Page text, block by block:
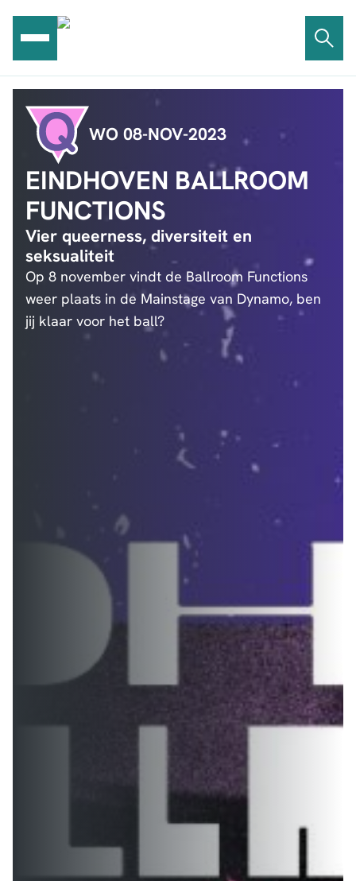
inhoud
WO 08-NOV-2023
EINDHOVEN BALLROOM
FUNCTIONS
Vier queerness, diversiteit en
seksualiteit
Op 8 november vindt de Ballroom Functions
weer plaats in de Mainstage van Dynamo, ben
jij klaar voor het ball?